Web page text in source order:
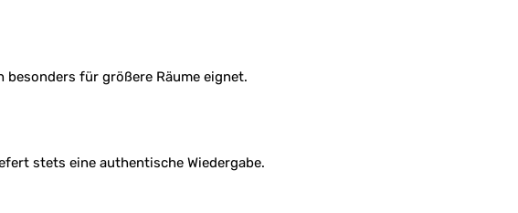
besonders für größere Räume eignet.
stets eine authentische Wiedergabe.